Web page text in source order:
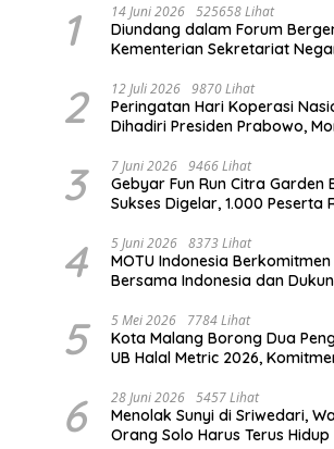
1 14 Juni 2026 525658 Lihat
Diundang dalam Forum
Kementerian Sekretariat
Indonesia
2 12 Juli 2026 9870 Lihat
Peringatan Hari Koperasi
Dihadiri Presiden Prabowo,
3 7 Juni 2026 9466 Lihat
Gebyar Fun Run Citra Garden
Sukses Digelar, 1.000 Peserta
4 5 Juni 2026 8373 Lihat
MOTU Indonesia
Bersama Indonesia dan
5 5 Mei 2026 7784 Lihat
Kota Malang Borong Dua
UB Halal Metric 2026,
6 28 Juni 2026 5457 Lihat
Menolak Sunyi di Sriwedari,
Orang Solo Harus Terus Hidup